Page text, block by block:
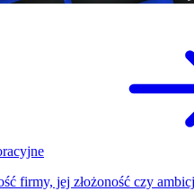
firmy, jej złożoność czy